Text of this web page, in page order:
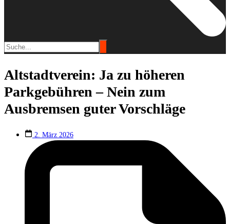
Altstadtverein: Ja zu höheren
Parkgebühren – Nein zum
Ausbremsen guter Vorschläge
2. März 2026